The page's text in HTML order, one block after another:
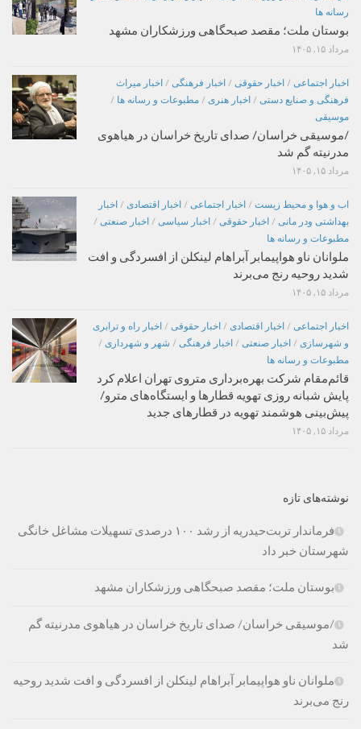
رسانه ها
بوستان ملت؛ مقصد صبحگاهی ورزشکاران مشهد
مرداد ۱۵, ۱۴۰۵
اخبار اجتماعی / اخبار حقوقی / اخبار فرهنگی / اخبار میراث
فرهنگی و صنایع دستی / اخبار هنری / مطبوعات و رسانه ها /
موسیقی
/موسیقی خراسان/ صدای تاریخ خراسان در هیاهوی
مدرنیته گم شد
مرداد ۱۵, ۱۴۰۵
اب و هوا و محیط زیست / اخبار اجتماعی / اخبار اقتصادی / اخبار
بهداشتی ودر مانی / اخبار حقوقی / اخبار سیاسی / اخبار صنعتی /
مطبوعات و رسانه ها
ملوانان ناو هواپیمابر آبراهام لینکلن از افسردگی و افت
شدید روحیه رنج می‌برند
مرداد ۱۵, ۱۴۰۵
اخبار اجتماعی / اخبار اقتصادی / اخبار حقوقی / اخبار راه و ترابری
و شهرسازی / اخبار صنعتی / اخبار فرهنگی / شهر و شهرداری /
مطبوعات و رسانه ها
قائم‌مقام شرکت بهره‌برداری متروی تهران اعلام کرد
پایش شبانه روزی تهویه قطارها و ایستگاه‌های مترو/
پیش‌بینی هوشمند تهویه در قطارهای جدید
مرداد ۱۵, ۱۴۰۵
نوشته‌های تازه
فرماندار تربت‌حیدریه از رشد ۱۰۰ درصدی تسهیلات مشاغل خانگی
شهرستان خبر داد
بوستان ملت؛ مقصد صبحگاهی ورزشکاران مشهد
/موسیقی خراسان/ صدای تاریخ خراسان در هیاهوی مدرنیته گم
شد
ملوانان ناو هواپیمابر آبراهام لینکلن از افسردگی و افت شدید روحیه
رنج می‌برند